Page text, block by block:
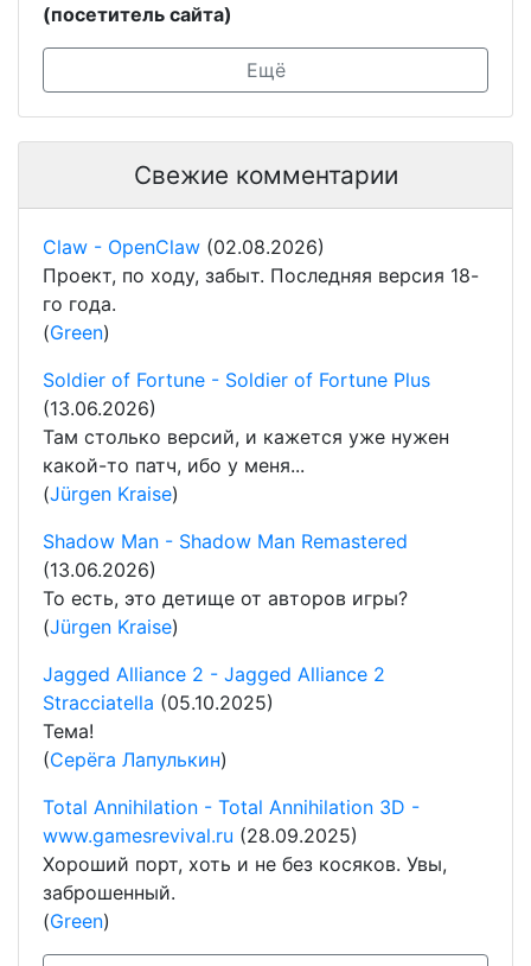
(посетитель сайта)
Ещё
Свежие комментарии
Claw - OpenClaw (02.08.2026)
Проект, по ходу, забыт. Последняя версия 18-
го года.
(Green)
Soldier of Fortune - Soldier of Fortune Plus
(13.06.2026)
Там столько версий, и кажется уже нужен
какой-то патч, ибо у меня...
(Jürgen Kraise)
Shadow Man - Shadow Man Remastered
(13.06.2026)
То есть, это детище от авторов игры?
(Jürgen Kraise)
Jagged Alliance 2 - Jagged Alliance 2
Stracciatella (05.10.2025)
Тема!
(Серёга Лапулькин)
Total Annihilation - Total Annihilation 3D -
www.gamesrevival.ru (28.09.2025)
Хороший порт, хоть и не без косяков. Увы,
заброшенный.
(Green)